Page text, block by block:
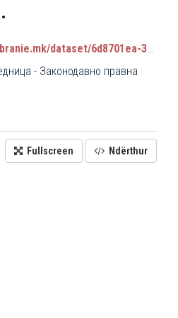
resource/e2ea3804-ad49-41a2-a266-baf66a0814f6/download/komisiski_sednici.json
- Законодавно правна
Fullscreen Ndërthur